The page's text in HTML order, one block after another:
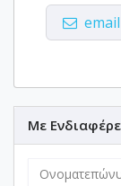
email
Με